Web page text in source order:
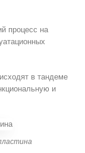
процесс на
в тандеме
и